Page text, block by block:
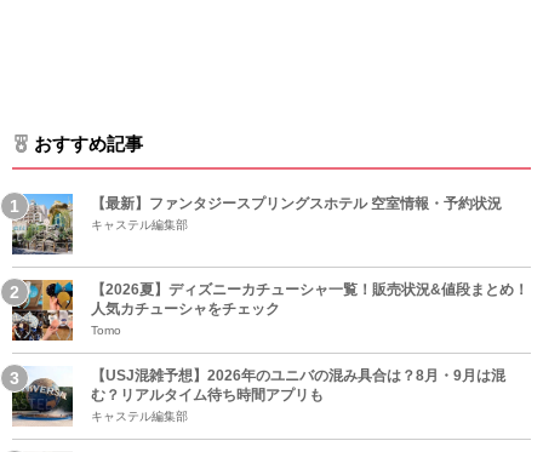
おすすめ記事
【最新】ファンタジースプリングスホテル 空室情報・予約状況
キャステル編集部
【2026夏】ディズニーカチューシャ一覧！販売状況&値段まとめ！
人気カチューシャをチェック
Tomo
【USJ混雑予想】2026年のユニバの混み具合は？8月・9月は混
む？リアルタイム待ち時間アプリも
キャステル編集部